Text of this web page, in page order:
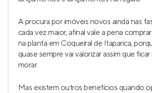
A procura por imóveis novos ainda nas
cada vez maior, afinal vale a pena
na planta em Coqueiral de Itaparica,
quase sempre vai valorizar assim que
morar.
Mas existem outros benefícios quando